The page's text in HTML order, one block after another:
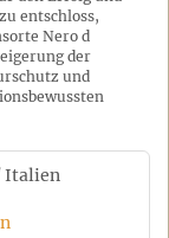
entschloss,
Nero d
der
und
Italien